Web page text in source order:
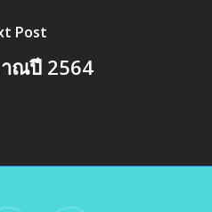
Post
ณปี 2564